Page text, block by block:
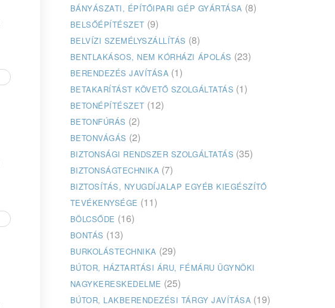
BÁNYÁSZATI, ÉPÍTŐIPARI GÉP GYÁRTÁSA (8)
BELSŐÉPÍTÉSZET (9)
BELVÍZI SZEMÉLYSZÁLLÍTÁS (8)
BENTLAKÁSOS, NEM KÓRHÁZI ÁPOLÁS (23)
BERENDEZÉS JAVÍTÁSA (1)
BETAKARÍTÁST KÖVETŐ SZOLGÁLTATÁS (1)
BETONÉPÍTÉSZET (12)
BETONFÚRÁS (2)
BETONVÁGÁS (2)
BIZTONSÁGI RENDSZER SZOLGÁLTATÁS (35)
BIZTONSÁGTECHNIKA (7)
BIZTOSÍTÁS, NYUGDÍJALAP EGYÉB KIEGÉSZÍTŐ
TEVÉKENYSÉGE (11)
BÖLCSŐDE (16)
BONTÁS (13)
BURKOLÁSTECHNIKA (29)
BÚTOR, HÁZTARTÁSI ÁRU, FÉMÁRU ÜGYNÖKI
NAGYKERESKEDELME (25)
BÚTOR, LAKBERENDEZÉSI TÁRGY JAVÍTÁSA (19)